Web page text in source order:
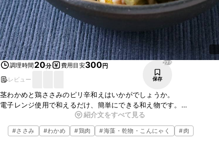
調理時間 20分 費用目安300円
レビュー
275
保存
茎わかめと鶏ささみのピリ辛和えはいかがでしょうか。
電子レンジ使用で和えるだけ、簡単にできる和え物です。
茎わかめのコリコリとした食感と鶏ささみのうま味がピリ辛味とよく
合っています。
お酒のおつまみにもピッタリです。ぜひお試しください。
紹介文をすべて見る
#ささみ #わかめ #鶏肉 #海藻・乾物・こんにゃく #肉